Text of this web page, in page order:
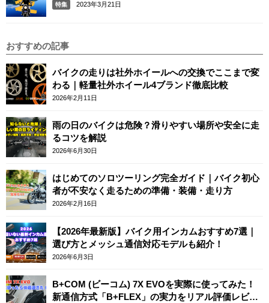
特集 2023年3月21日
おすすめの記事
バイクの走りは社外ホイールへの交換でここまで変
わる｜軽量社外ホイール4ブランド徹底比較
2026年2月11日
雨の日のバイクは危険？滑りやすい場所や安全に走
るコツを解説
2026年6月30日
はじめてのソロツーリング完全ガイド｜バイク初心
者が不安なく走るための準備・装備・走り方
2026年2月16日
【2026年最新版】バイク用インカムおすすめ7選｜
選び方とメッシュ通信対応モデルも紹介！
2026年6月3日
B+COM (ビーコム) 7X EVOを実際に使ってみた！
新通信方式「B+FLEX」の実力をリアル評価レビュ